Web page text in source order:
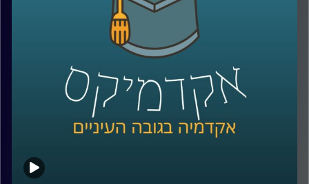
שחותך סלט יכול להביע אמפטיה והאם כבר
נולד הילד שיגיע לגיל 150
קרדיט תמונות: AudioVersity